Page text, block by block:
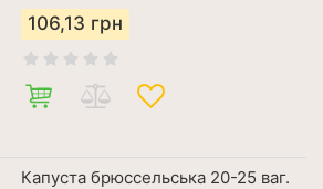
106,13 грн
Капуста брюссельська 20-25 ваг.